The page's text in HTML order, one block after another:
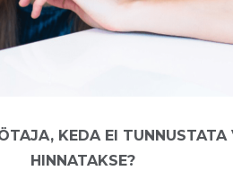
KEDA EI
HINNATAKSE?